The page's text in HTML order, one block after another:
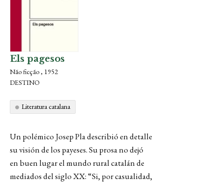
Els pagesos
Não ficção , 1952
DESTINO
Literatura catalana
Un polémico Josep Pla describió en detalle
su visión de los payeses. Su prosa no dejó
en buen lugar el mundo rural catalán de
mediados del siglo XX: “Si, por casualidad,